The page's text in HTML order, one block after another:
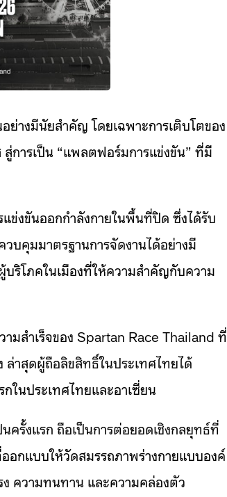
างมีนัยสำคัญ โดยเฉพาะการเติบโตของ
การเป็น “แพลตฟอร์มการแข่งขัน” ที่มี
ข่งขันออกกำลังกายในพื้นที่ปิด ซึ่งได้รับ
บคุมมาตรฐานการจัดงานได้อย่างมี
ริโภคในเมืองที่ให้ความสำคัญกับความ
มสำเร็จของ Spartan Race Thailand ที่
ล่าสุดผู้ถือลิขสิทธิ์ในประเทศไทยได้
ในประเทศไทยและอาเซี่ยน
ครั้งแรก ถือเป็นการต่อยอดเชิงกลยุทธ์ที่
อกแบบให้วัดสมรรถภาพร่างกายแบบองค์
ความทนทาน และความคล่องตัว